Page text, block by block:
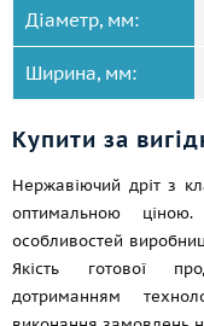
Діаметр, мм:
Ширина, мм:
Купити за
Нержавіючий дріт з
оптимальною
особливостей
Якість готової
дотриманням